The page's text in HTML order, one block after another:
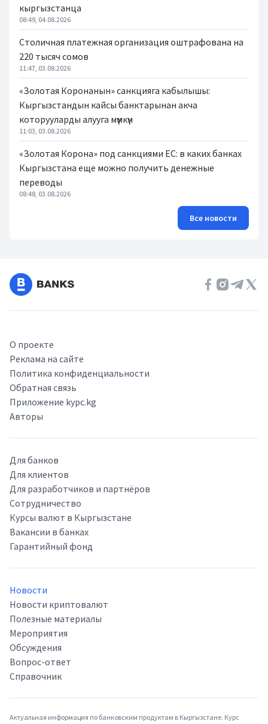
кыргызстанца
08:49, 04.08.2026
Столичная платежная организация оштрафована на
220 тысяч сомов
11:47, 03.08.2026
«Золотая Коронанын» санкцияга кабылышы:
Кыргызстандын кайсы банктарынан акча
которууларды алууга мүмкүн
11:03, 03.08.2026
«Золотая Корона» под санкциями ЕС: в каких банках
Кыргызстана еще можно получить денежные
переводы
08:48, 03.08.2026
Все новости
О проекте
Реклама на сайте
Политика конфиденциальности
Обратная связь
Приложение kypc.kg
Авторы
Для банков
Для клиентов
Для разработчиков и партнёров
Сотрудничество
Курсы валют в Кыргызстане
Вакансии в банках
Гарантийный фонд
Новости
Новости криптовалют
Полезные материалы
Мероприятия
Обсуждения
Вопрос-ответ
Справочник
Актуальная информация по банковским продуктам в Кыргызстане. Курс